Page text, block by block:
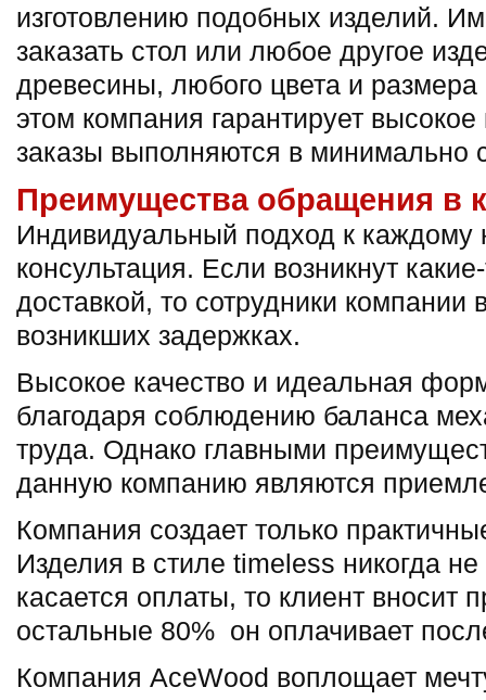
изготовлению подобных изделий.
заказать стол или любое другое
древесины, любого цвета и
этом компания гарантирует
заказы выполняются в минимально
Преимущества обращения в
Индивидуальный подход к каждому
консультация. Если возникнут
доставкой, то сотрудники компании
возникших задержках.
Высокое качество и идеальная
благодаря соблюдению баланса
труда. Однако главными
данную компанию являются
Компания создает только
Изделия в стиле timeless никогда
касается оплаты, то клиент вносит
остальные 80% он оплачивает
Компания AceWood воплощает